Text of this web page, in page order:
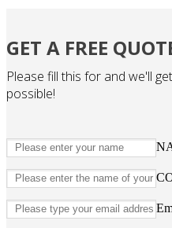
GET A FREE
Please fill this for and we'll
possible!